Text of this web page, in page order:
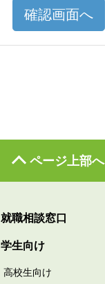
確認画面へ
ページ上部へ
就職相談窓口
学生向け
高校生向け